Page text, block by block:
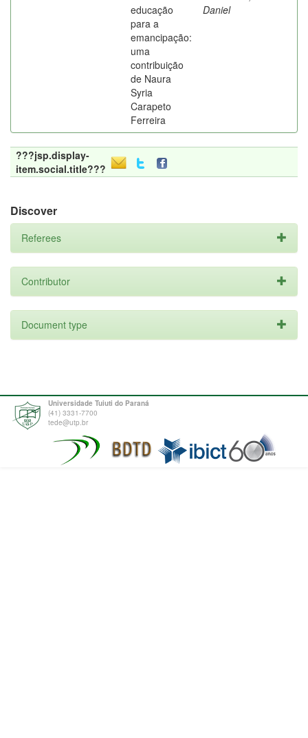
educação
para a
emancipação:
uma
contribuição
de Naura
Syria
Carapeto
Ferreira
Daniel
???jsp.display-
item.social.title???
Discover
Referees
Contributor
Document type
Universidade Tuiuti do Paraná
(41) 3331-7700
tede@utp.br